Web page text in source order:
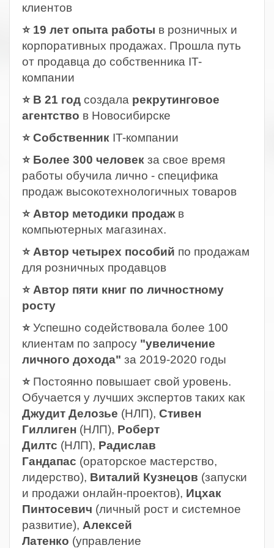
клиентов
⭐ 19 лет опыта работы в розничных и
корпоративных продажах. Прошла путь
от продавца до собственника IT-
компании
⭐ В 21 год создала рекрутинговое
агентство в Новосибирске
⭐ Собственник IT-компании
⭐ Более 300 человек за свое время
работы обучила лично - специфика
продаж высокотехнологичных товаров
⭐ Автор методики продажв
компьютерных магазинах.
⭐ Автор четырех пособий по продажам
для розничных продавцов
⭐ Автор пяти книг по личностному
росту
⭐Успешно содействовала более 100
клиентам по запросу "увеличение
личного дохода" за 2019-2020 годы
⭐ Постоянно повышает свой уровень.
Обучается у лучших экспертов таких как
Джудит Делозье (НЛП), Стивен
Гиллиген (НЛП), Роберт
Дилтс (НЛП), Радислав
Гандапас (ораторское мастерство,
лидерство), Виталий Кузнецов (запуски
и продажи онлайн-проектов), Ицхак
Пинтосевич (личный рост и системное
развитие), Алексей
Латенко (управление